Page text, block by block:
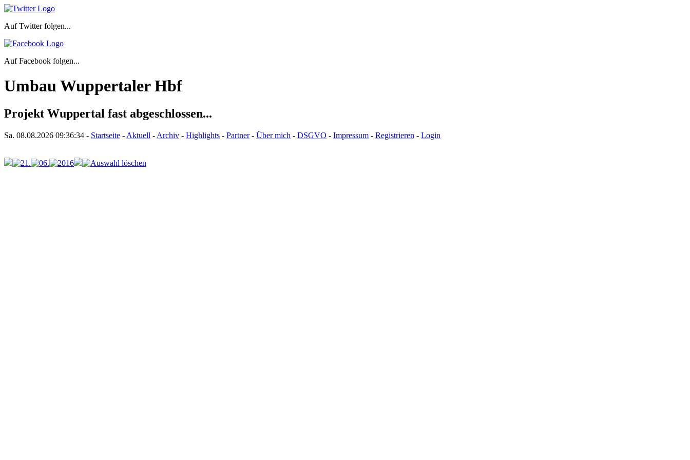
Auf Twitter folgen...
Auf Facebook folgen...
Umbau Wuppertaler Hbf
Projekt Wuppertal fast abgeschlossen...
Sa. 08.08.2026 09:36:34 - Startseite - Aktuell - Archiv - Highlights - Partner- Über mich - DSGVO - Impressum - Registrieren - Login